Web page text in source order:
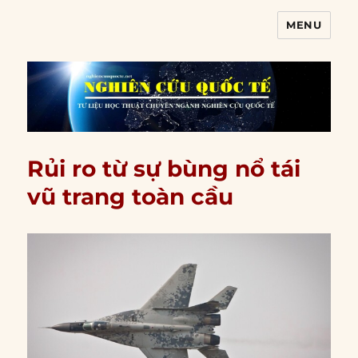
MENU
Rủi ro từ sự bùng nổ tái
vũ trang toàn cầu